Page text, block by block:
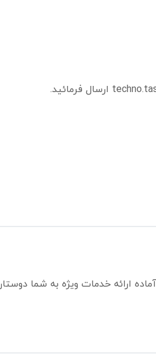
ارائه خدمات ویژه به شما